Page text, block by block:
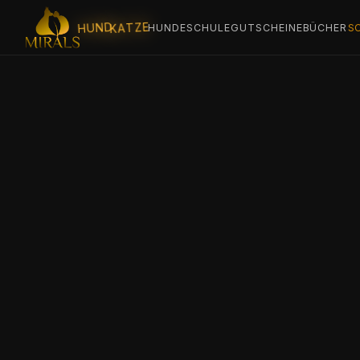
HUNDKATZEHUNDESCHULEGUTSCHEINEBÜCHER